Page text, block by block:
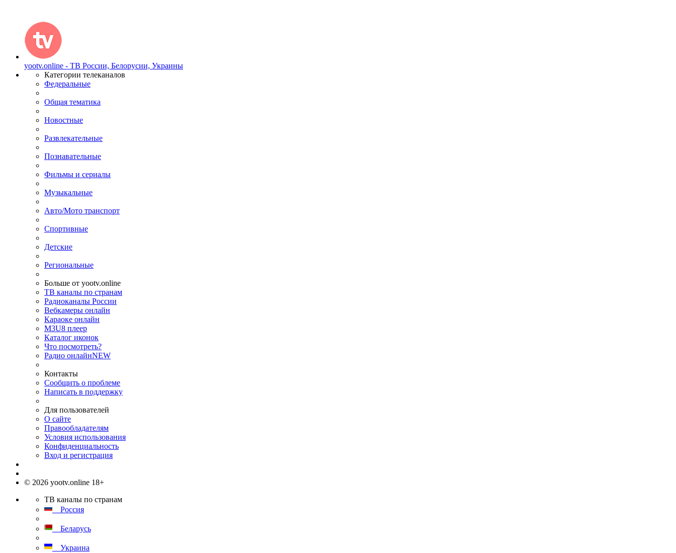
yootv.online - ТВ России, Белорусии, Украины
Категории телеканалов
Федеральные
Общая тематика
Новостные
Развлекательные
Познавательные
Фильмы и сериалы
Музыкальные
Авто/Мото транспорт
Спортивные
Детские
Региональные
Больше от yootv.online
ТВ каналы по странам
Радиоканалы России
Вебкамеры онлайн
Караоке онлайн
M3U8 плеер
Каталог иконок
Что посмотреть?
Радио онлайнNEW
Контакты
Сообщить о проблеме
Написать в поддержку
Для пользователей
О сайте
Правообладателям
Условия использования
Конфиденциальность
Вход и регистрация
© 2026 yootv.online 18+
ТВ каналы по странам
Россия
Беларусь
Украина